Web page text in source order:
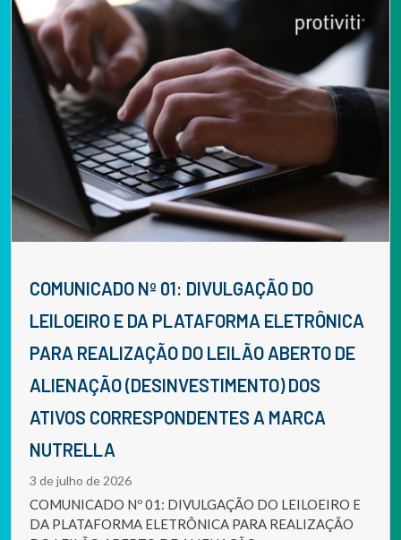
COMUNICADO Nº 01: DIVULGAÇÃO DO
LEILOEIRO E DA PLATAFORMA ELETRÔNICA
PARA REALIZAÇÃO DO LEILÃO ABERTO DE
ALIENAÇÃO (DESINVESTIMENTO) DOS
ATIVOS CORRESPONDENTES A MARCA
NUTRELLA
3 de julho de 2026
COMUNICADO Nº 01: DIVULGAÇÃO DO LEILOEIRO E
DA PLATAFORMA ELETRÔNICA PARA REALIZAÇÃO